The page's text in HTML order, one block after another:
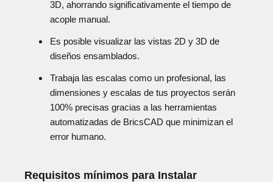
3D, ahorrando significativamente el tiempo de
acople manual.
Es posible visualizar las vistas 2D y 3D de
diseños ensamblados.
Trabaja las escalas como un profesional, las
dimensiones y escalas de tus proyectos serán
100% precisas gracias a las herramientas
automatizadas de BricsCAD que minimizan el
error humano.
Requisitos mínimos para Instalar